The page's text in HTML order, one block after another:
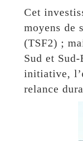
Cet
moyens de
(TSF2) ;
Sud et
initiative,
relance